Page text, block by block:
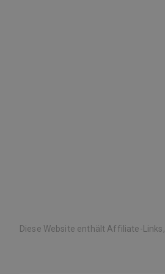
Diese Website enthält Affiliate-